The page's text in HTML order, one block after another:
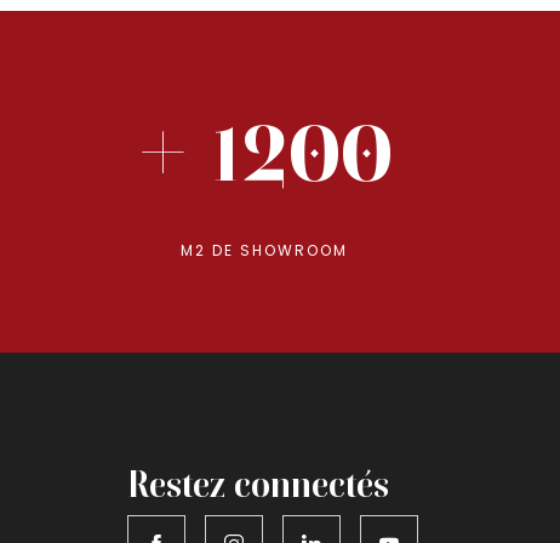
+ 1200
M2 DE SHOWROOM
Restez connectés